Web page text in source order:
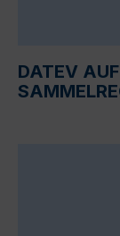
DATEV